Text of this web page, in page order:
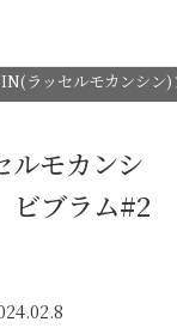
ラッセルモカンシ
モカンシ
ビブラム#2